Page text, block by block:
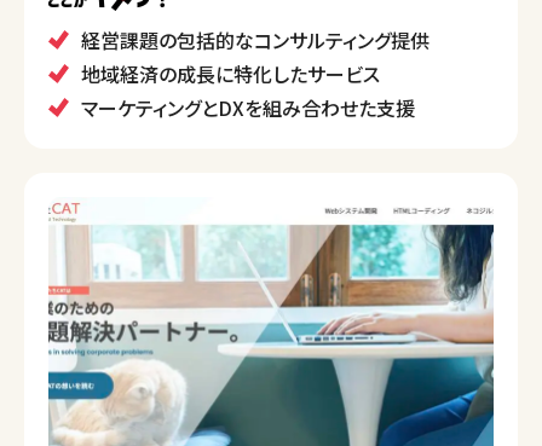
性を尊重し、クライアントと社会の成長を促進すること
を使命としています。
経営課題の包括的なコンサルティング提供
地域経済の成長に特化したサービス
マーケティングとDXを組み合わせた支援